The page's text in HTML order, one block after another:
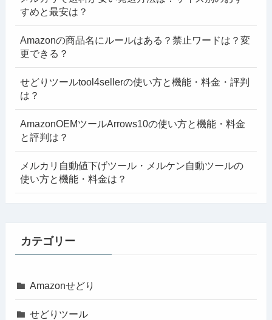
すめと最安は？
Amazonの商品名にルールはある？禁止ワードは？変
更できる？
せどりツールtool4sellerの使い方と機能・料金・評判
は？
AmazonOEMツールArrows10の使い方と機能・料金
と評判は？
メルカリ自動値下げツール・メルケン自動ツールの
使い方と機能・料金は？
カテゴリー
Amazonせどり
せどりツール